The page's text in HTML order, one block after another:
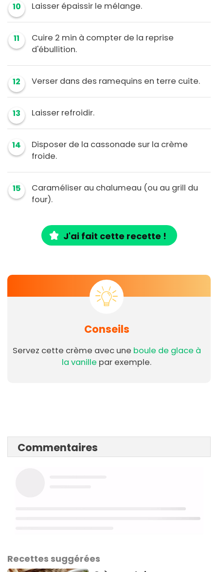
10 Laisser épaissir le mélange.
11
Cuire 2 min à compter de la reprise
d'ébullition.
12 Verser dans des ramequins en terre cuite.
13 Laisser refroidir.
14
Disposer de la cassonade sur la crème
froide.
15
Caraméliser au chalumeau (ou au grill du
four).
J'ai fait cette recette !
Conseils
Servez cette crème avec une boule de glace à
la vanille par exemple.
Commentaires
Recettes suggérées